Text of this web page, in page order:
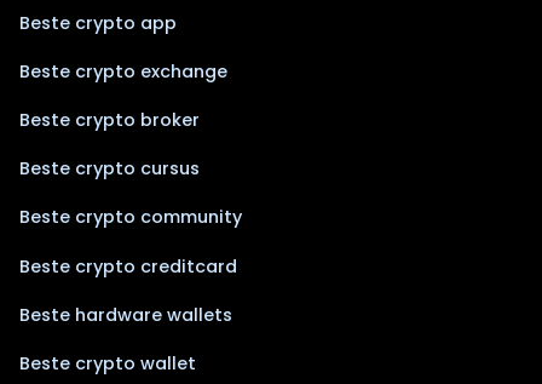
Beste crypto app
Beste crypto exchange
Beste crypto broker
Beste crypto cursus
Beste crypto community
Beste crypto creditcard
Beste hardware wallets
Beste crypto wallet